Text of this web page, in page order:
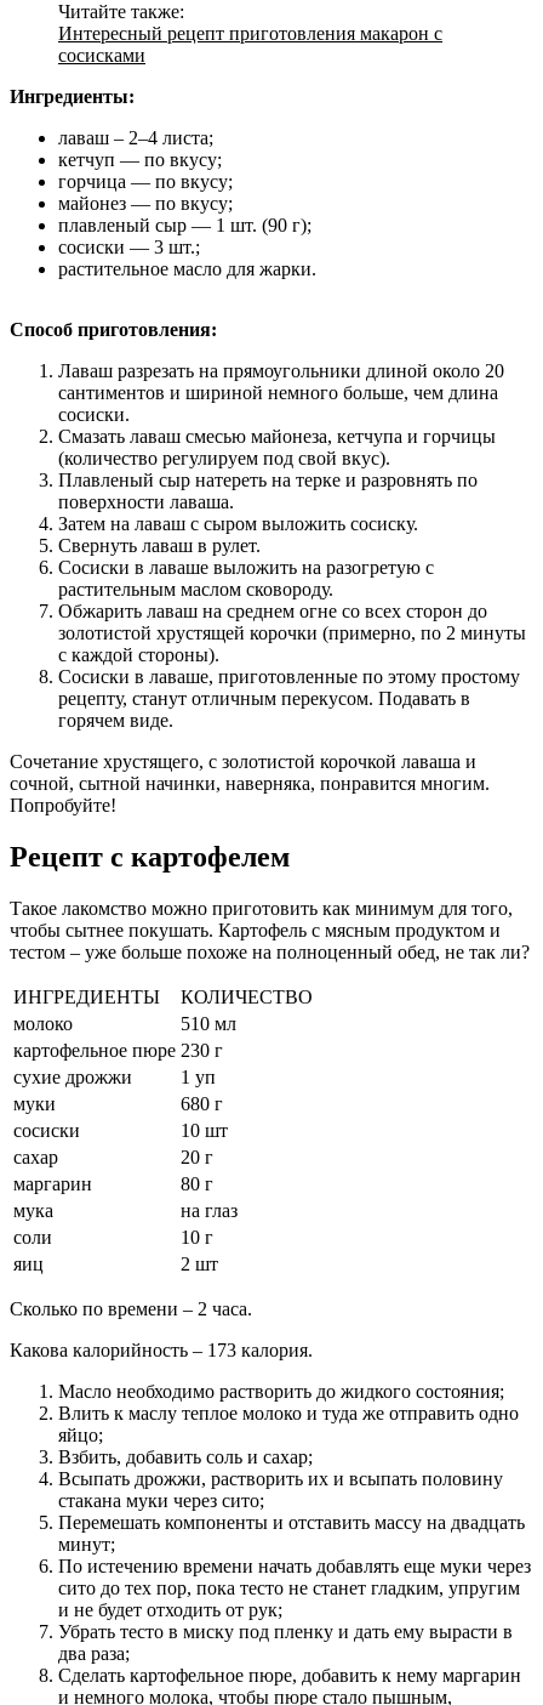
Читайте также:
Интересный рецепт приготовления макарон с
сосисками
Ингредиенты:
лаваш – 2–4 листа;
кетчуп — по вкусу;
горчица — по вкусу;
майонез — по вкусу;
плавленый сыр — 1 шт. (90 г);
сосиски — 3 шт.;
растительное масло для жарки.
Способ приготовления:
Лаваш разрезать на прямоугольники длиной около 20
сантиментов и шириной немного больше, чем длина
сосиски.
Смазать лаваш смесью майонеза, кетчупа и горчицы
(количество регулируем под свой вкус).
Плавленый сыр натереть на терке и разровнять по
поверхности лаваша.
Затем на лаваш с сыром выложить сосиску.
Свернуть лаваш в рулет.
Сосиски в лаваше выложить на разогретую с
растительным маслом сковороду.
Обжарить лаваш на среднем огне со всех сторон до
золотистой хрустящей корочки (примерно, по 2 минуты
с каждой стороны).
Сосиски в лаваше, приготовленные по этому простому
рецепту, станут отличным перекусом. Подавать в
горячем виде.
Сочетание хрустящего, с золотистой корочкой лаваша и
сочной, сытной начинки, наверняка, понравится многим.
Попробуйте!
Рецепт с картофелем
Такое лакомство можно приготовить как минимум для того,
чтобы сытнее покушать. Картофель с мясным продуктом и
тестом – уже больше похоже на полноценный обед, не так ли?
ИНГРЕДИЕНТЫ
КОЛИЧЕСТВО
молоко
510 мл
картофельное пюре 230 г
сухие дрожжи
1 уп
муки
680 г
сосиски
10 шт
сахар
20 г
маргарин
80 г
мука
на глаз
соли
10 г
яиц
2 шт
Сколько по времени – 2 часа.
Какова калорийность – 173 калория.
Масло необходимо растворить до жидкого состояния;
Влить к маслу теплое молоко и туда же отправить одно
яйцо;
Взбить, добавить соль и сахар;
Всыпать дрожжи, растворить их и всыпать половину
стакана муки через сито;
Перемешать компоненты и отставить массу на двадцать
минут;
По истечению времени начать добавлять еще муки через
сито до тех пор, пока тесто не станет гладким, упругим
и не будет отходить от рук;
Убрать тесто в миску под пленку и дать ему вырасти в
два раза;
Сделать картофельное пюре, добавить к нему маргарин
и немного молока, чтобы пюре стало пышным,